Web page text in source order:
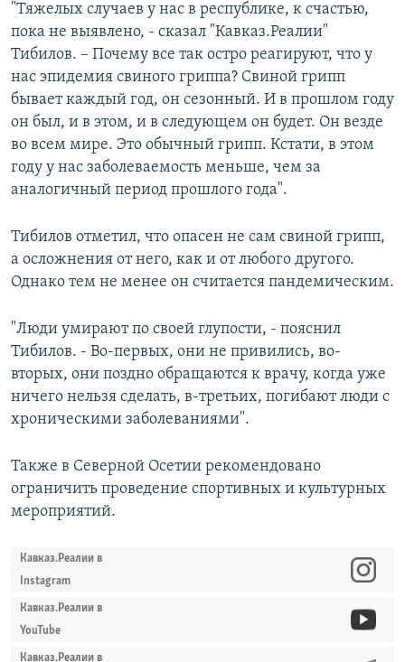
"Тяжелых случаев у нас в республике, к счастью,
пока не выявлено, - сказал "Кавказ.Реалии"
Тибилов. – Почему все так остро реагируют, что у
нас эпидемия свиного гриппа? Свиной грипп
бывает каждый год, он сезонный. И в прошлом году
он был, и в этом, и в следующем он будет. Он везде
во всем мире. Это обычный грипп. Кстати, в этом
году у нас заболеваемость меньше, чем за
аналогичный период прошлого года".
Тибилов отметил, что опасен не сам свиной грипп,
а осложнения от него, как и от любого другого.
Однако тем не менее он считается пандемическим.
"Люди умирают по своей глупости, - пояснил
Тибилов. - Во-первых, они не привились, во-
вторых, они поздно обращаются к врачу, когда уже
ничего нельзя сделать, в-третьих, погибают люди с
хроническими заболеваниями".
Также в Северной Осетии рекомендовано
ограничить проведение спортивных и культурных
мероприятий.
Кавказ.Реалии в
Instagram
Кавказ.Реалии в
YouTube
Кавказ.Реалии в